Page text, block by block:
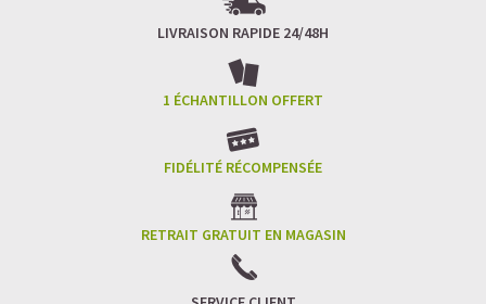
LIVRAISON RAPIDE 24/48H
1 ÉCHANTILLON OFFERT
FIDÉLITÉ RÉCOMPENSÉE
RETRAIT GRATUIT EN MAGASIN